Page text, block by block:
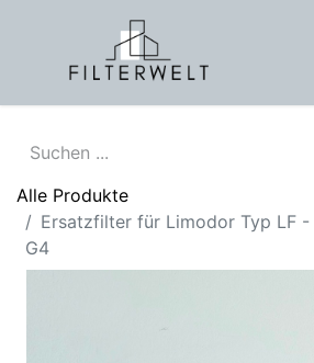
Alle Produkte
Ersatzfilter für Limodor Typ LF
G4